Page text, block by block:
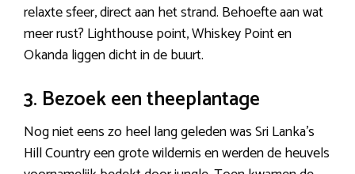
relaxte sfeer, direct aan het strand. Behoefte aan wat
meer rust? Lighthouse point, Whiskey Point en
Okanda liggen dicht in de buurt.
3. Bezoek een theeplantage
Nog niet eens zo heel lang geleden was Sri Lanka’s
Hill Country een grote wildernis en werden de heuvels